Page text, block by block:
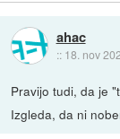
ahac
:: 18. nov
Pravijo tudi, da je
Izgleda, da ni